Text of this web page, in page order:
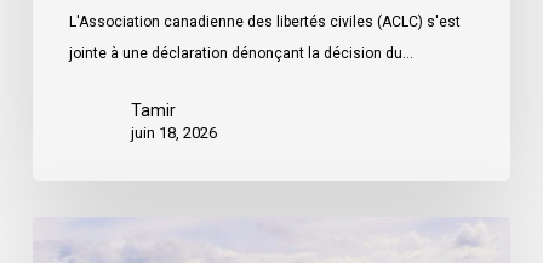
surveillance,
L'Association canadienne des libertés civiles (ACLC) s'est
jointe à une déclaration dénonçant la décision du…
Tamir
juin 18, 2026